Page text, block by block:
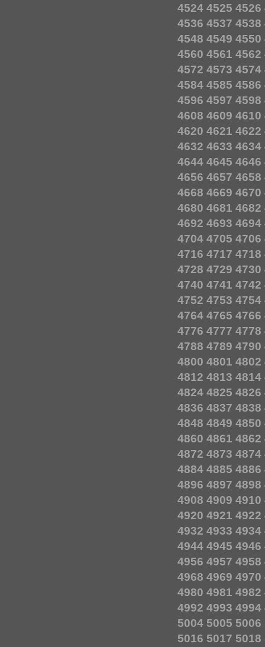
4524 4525 4526
4536 4537 4538
4548 4549 4550
4560 4561 4562
4572 4573 4574
4584 4585 4586
4596 4597 4598
4608 4609 4610
4620 4621 4622
4632 4633 4634
4644 4645 4646
4656 4657 4658
4668 4669 4670
4680 4681 4682
4692 4693 4694
4704 4705 4706
4716 4717 4718
4728 4729 4730
4740 4741 4742
4752 4753 4754
4764 4765 4766
4776 4777 4778
4788 4789 4790
4800 4801 4802
4812 4813 4814
4824 4825 4826
4836 4837 4838
4848 4849 4850
4860 4861 4862
4872 4873 4874
4884 4885 4886
4896 4897 4898
4908 4909 4910
4920 4921 4922
4932 4933 4934
4944 4945 4946
4956 4957 4958
4968 4969 4970
4980 4981 4982
4992 4993 4994
5004 5005 5006
5016 5017 5018